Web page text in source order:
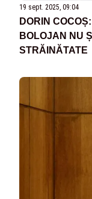
19 sept. 2025, 09:04
DORIN
BOLOJAN NU
STRĂINĂTATE